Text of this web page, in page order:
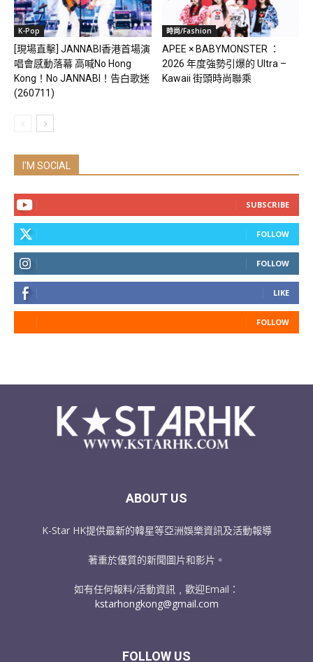
K-Pop
[現場直擊] JANNABI香港首場演
唱會感動落幕 高喊No Hong
Kong！No JANNABI！告白歌迷
(260711)
時尚/Fashion
APEE × BABYMONSTER ：
2026 年度強勢引爆的 Ultra –
Kawaii 街頭時尚聯乘
I'M SOCIAL
SUBSCRIBE
FOLLOW
FOLLOW
LIKE
FOLLOW
ABOUT US
K-Star HK提供最新的韓星等亞洲娛樂資訊及活動報導
著重於優質的新聞圖片和影片。
如有任何報料/活動資訊﹐歡迎Email：
kstarhongkong@gmail.com
FOLLOW US